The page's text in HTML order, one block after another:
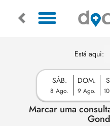
Está aqui:
SÁB.
8 Ago.
DOM.
9 Ago.
Marcar uma